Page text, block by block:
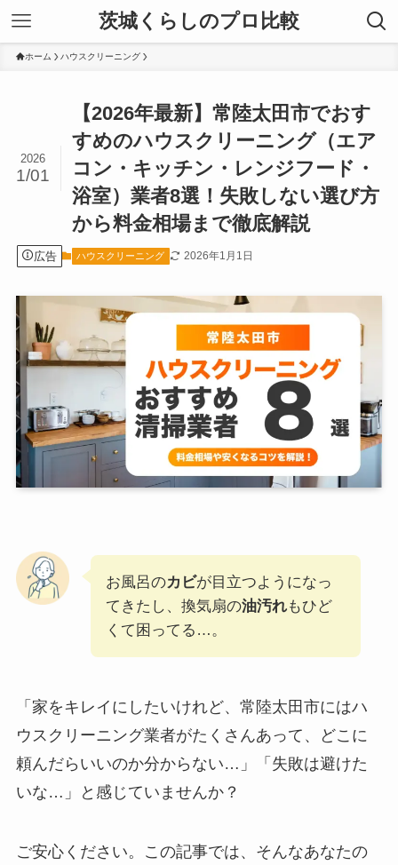
茨城くらしのプロ比較
ホーム ハウスクリーニング
【2026年最新】常陸太田市でおす
すめのハウスクリーニング（エア
コン・キッチン・レンジフード・
浴室）業者8選！失敗しない選び方
から料金相場まで徹底解説
2026
1/01
広告 ハウスクリーニング 2026年1月1日
お風呂のカビが目立つようになっ
てきたし、換気扇の油汚れもひど
くて困ってる…。
「家をキレイにしたいけれど、常陸太田市にはハ
ウスクリーニング業者がたくさんあって、どこに
頼んだらいいのか分からない…」「失敗は避けた
いな…」と感じていませんか？
ご安心ください。この記事では、そんなあなたの